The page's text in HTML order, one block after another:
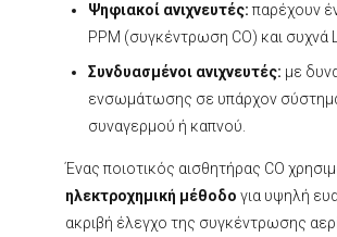
Ψηφιακοί ανιχνευτές:παρέχουν
PPM (συγκέντρωση CO) και συχνά
Συνδυασμένοι ανιχνευτές: με
ενσωμάτωσης σε υπάρχον
συναγερμού ή καπνού.
Ένας ποιοτικός αισθητήρας CO
ηλεκτροχημική μέθοδο για υψηλή
ακριβή έλεγχο της συγκέντρωσης